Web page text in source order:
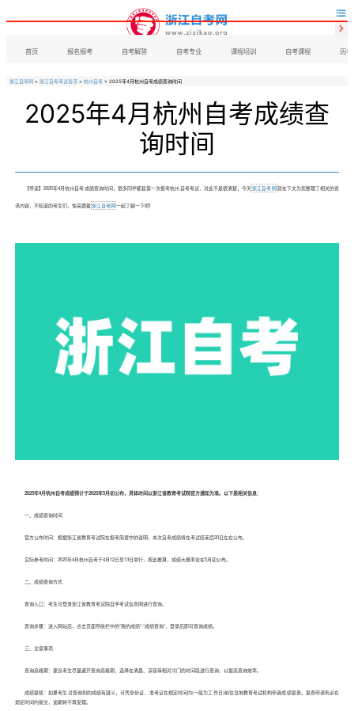

首页 报名报考 自考解答 自考专业 课程培训 自考课程 历年

浙江自考网 > 浙江自考考试资讯 > 杭州自考 > 2025年4月杭州自考成绩查询时间
2025年4月杭州自考成绩查
询时间
【导读】2025年4月杭州自考成绩查询时间，很多同学都是第一次报考杭州自考考试，对此不是很清楚，今天浙江自考网就在下文为您整理了相关的资
讯内容，不知道的考生们，快来跟着浙江自考网一起了解一下吧!
2025年4月杭州自考成绩预计于2025年5月初公布，具体时间以浙江省教育考试院官方通知为准。以下是相关信息：
一、成绩查询时间
官方公布时间：根据浙江省教育考试院在报考简章中的说明，本次自考成绩将在考试结束后20日左右公布。
实际参考时间：2025年4月杭州自考于4月12日至13日举行，按此推算，成绩大概率会在5月初公布。
二、成绩查询方式
查询入口：考生可登录浙江省教育考试院自学考试信息网进行查询。
查询步骤：进入网站后，点击页面导航栏中的“我的成绩”-“成绩查询”，登录后即可查询成绩。
三、注意事项
查询高峰期：建议考生尽量避开查询高峰期，选择在清晨、深夜等相对冷门的时间段进行查询，以提高查询效率。
成绩复核：如果考生对查询到的成绩有疑义，可凭身份证、准考证在规定时间内(一般为工作日)前往当地教育考试机构申请成绩复查。复查申请务必在
规定时间内提交，逾期将不再受理。